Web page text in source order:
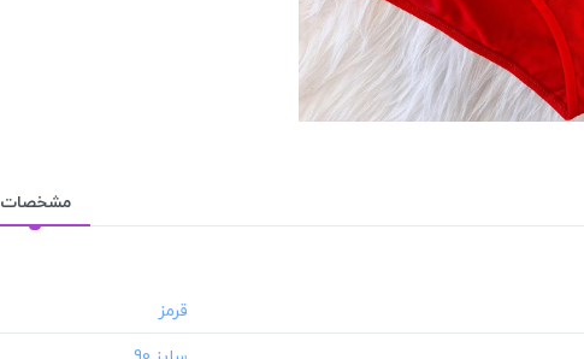
مشخصات